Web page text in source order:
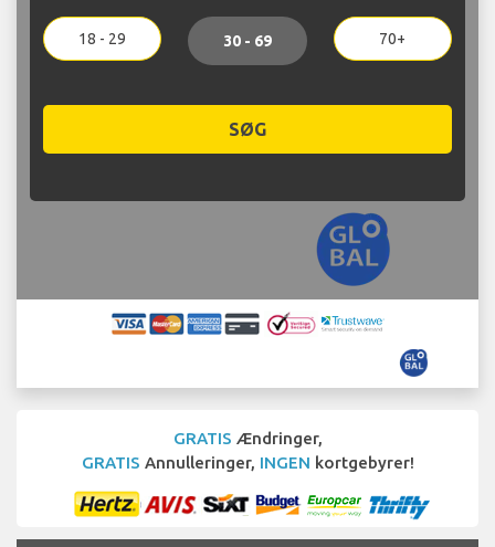
18 - 29 30 - 69 70+
SØG
GRATIS Ændringer,
GRATIS Annulleringer, INGEN kortgebyrer!